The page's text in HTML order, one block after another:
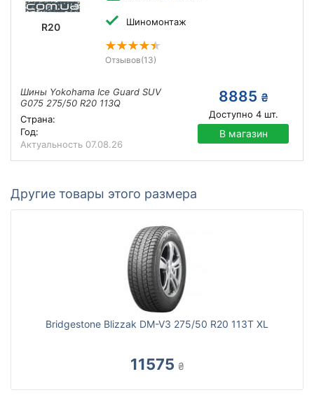
R20 Шиномонтаж
Отзывов(13)
Шины Yokohama Ice Guard SUV
G075 275/50 R20 113Q
Страна:
Год:
Актуальность 07.08.26
8885 ₴
Доступно 4шт.
В магазин
Другие товары этого размера
Bridgestone Blizzak DM-V3 275/50 R20 113T XL
11575 ₴